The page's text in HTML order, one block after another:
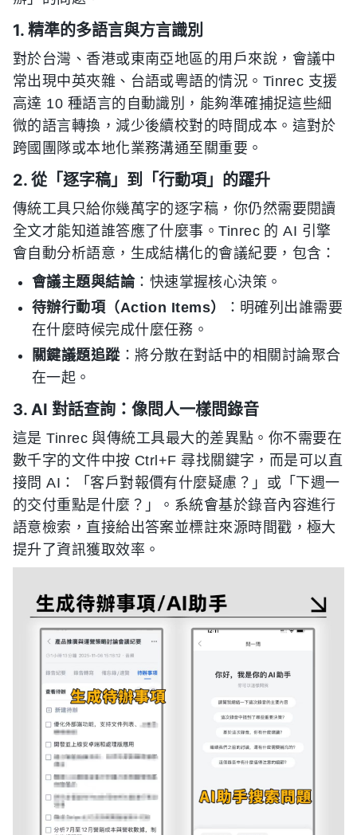
1. 精準的多語言與方言識別
對於台灣、香港或東南亞地區的用戶來說，會議中
常出現中英夾雜、台語或粵語的情況。Tinrec 支援
高達 10 種語言的自動識別，能夠準確捕捉這些細
微的語言轉換，減少後續校對的時間成本。這對於
跨國團隊或本地化業務溝通至關重要。
2. 從「逐字稿」到「行動項」的躍升
傳統工具只給你幾萬字的逐字稿，你仍然需要閱讀
全文才能知道誰答應了什麼事。Tinrec 的 AI 引擎
會自動分析語意，生成結構化的會議紀要，包含：
會議主題與結論：快速掌握核心決策。
待辦行動項（Action Items）
：明確列出誰需要
在什麼時候完成什麼任務。
關鍵議題追蹤：將分散在對話中的相關討論聚合
在一起。
3. AI 對話查詢：像問人一樣問錄音
這是 Tinrec 與傳統工具最大的差異點。你不需要在
數千字的文件中按 Ctrl+F 尋找關鍵字，而是可以直
接問 AI：「客戶對報價有什麼疑慮？」或「下週一
的交付重點是什麼？」。系統會基於錄音內容進行
語意檢索，直接給出答案並標註來源時間戳，極大
提升了資訊獲取效率。